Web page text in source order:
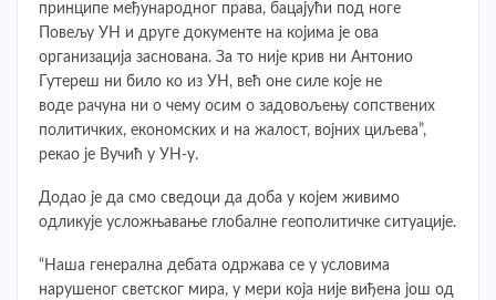
принципе међународног права, бацајући под ноге
Повељу УН и друге документе на којима је ова
организација заснована. За то није крив ни Антонио
Гутереш ни било ко из УН, већ оне силе које не
воде рачуна ни о чему осим о задовољењу сопствених
политичких, економских и на жалост, војних циљева”,
рекао је Вучић у УН-у.
Додао је да смо сведоци да доба у којем живимо
одликује усложњавање глобалне геополитичке ситуације.
“Наша генерална дебата одржава се у условима
нарушеног светског мира, у мери која није виђена још од